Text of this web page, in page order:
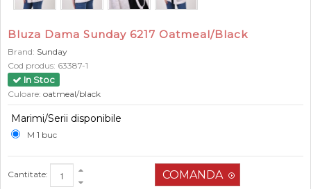
Bluza Dama Sunday 6217 Oatmeal/Black
Brand: Sunday
Cod produs: 63387-1
In Stoc
Culoare: oatmeal/black
Marimi/Serii disponibile
M 1 buc
Cantitate: